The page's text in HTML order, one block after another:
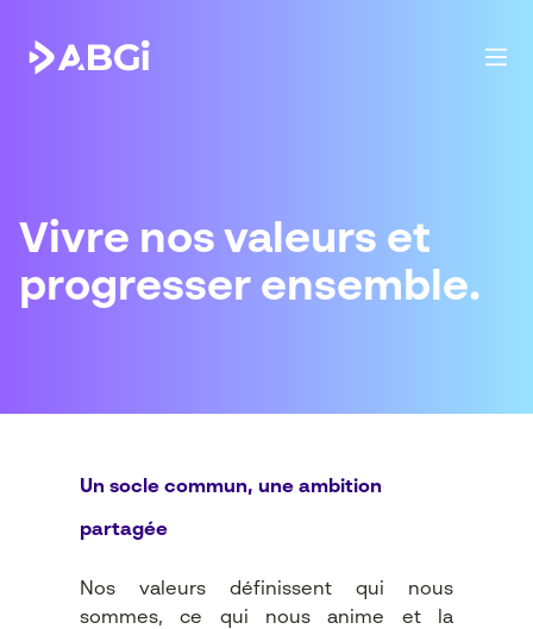
Vivre nos valeurs et
progresser ensemble.
Un socle commun, une ambition
partagée
Nos valeurs définissent qui nous
sommes, ce qui nous anime et la